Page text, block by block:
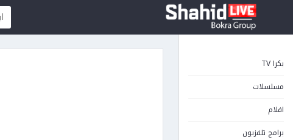
بكرا TV
مسلسلات
افلام
برامج تلفزيون